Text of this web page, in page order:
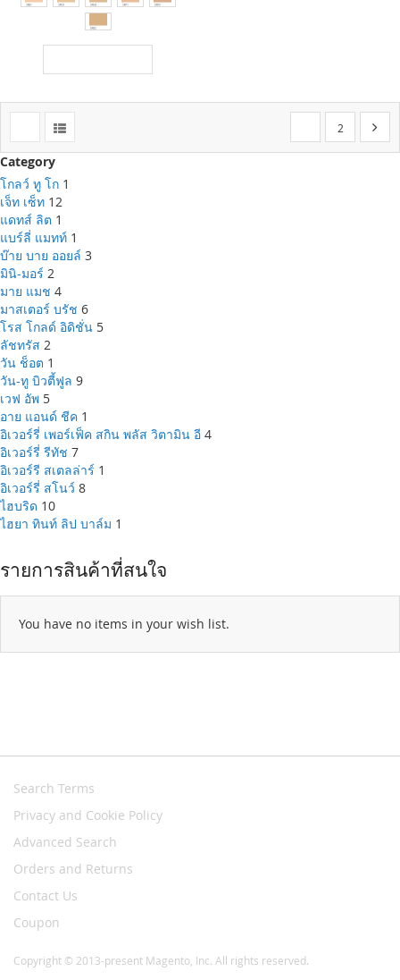
PageYou're currently
Page
2
Page
ต่อไป
Category
โกลว์ ทู โก 1
เจ็ท เซ็ท 12
แดทส์ ลิต 1
แบร์ลี่ แมทท์ 1
บ๊าย บาย ออยล์ 3
มินิ-มอร์ 2
มาย แมช 4
มาสเตอร์ บรัช 6
โรส โกลด์ อิดิชั่น 5
ลัชทรัส 2
วัน ช็อต 1
วัน-ทู บิวตี้ฟูล 9
เวฟ อัพ 5
อาย แอนด์ ชีค 1
อิเวอร์รี่ เพอร์เฟ็ค สกิน พลัส วิตามิน อี 4
อิเวอร์รี่ รีทัช 7
อิเวอร์รี สเตลล่าร์ 1
อิเวอร์รี่ สโนว์ 8
ไฮบริด 10
ไฮยา ทินท์ ลิป บาล์ม 1
รายการสินค้าที่สนใจ
You have no items in your wish list.
Search Terms
Privacy and Cookie Policy
Advanced Search
Orders and Returns
Contact Us
Coupon
Copyright © 2013-present Magento, Inc. All rights reserved.